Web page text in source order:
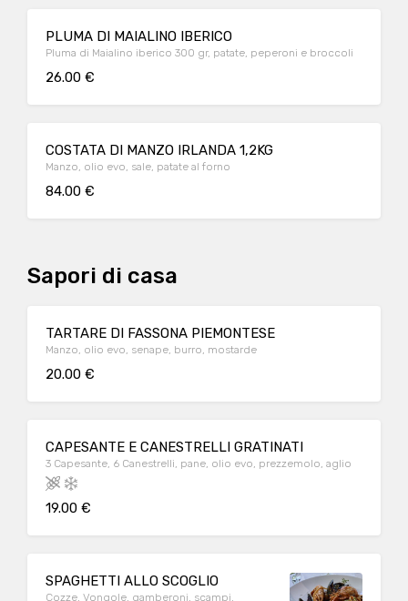
PLUMA DI MAIALINO IBERICO
Pluma di Maialino iberico 300 gr, patate, peperoni e broccoli
26.00 €
COSTATA DI MANZO IRLANDA 1,2KG
Manzo, olio evo, sale, patate al forno
84.00 €
Sapori di casa
TARTARE DI FASSONA PIEMONTESE
Manzo, olio evo, senape, burro, mostarde
20.00 €
CAPESANTE E CANESTRELLI GRATINATI
3 Capesante, 6 Canestrelli, pane, olio evo, prezzemolo, aglio
19.00 €
SPAGHETTI ALLO SCOGLIO
Cozze, Vongole, gamberoni, scampi,